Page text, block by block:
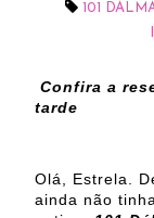
101
Confira a
tarde
Olá, Estrela.
ainda não